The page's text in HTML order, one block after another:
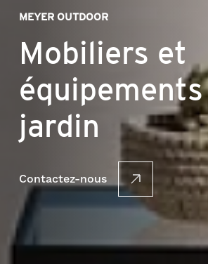
MEYER OUTDOOR
Mobiliers et
jardin
Contactez-nous